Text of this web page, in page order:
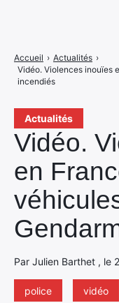
Actualités
Vidéo.
en
Par Julien Barthet , le
police vidéo
Accueil › Actualités ›
Vidéo. Violences inouïes
incendiés